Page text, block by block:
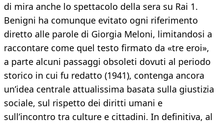
di mira anche lo spettacolo della sera su Rai 1.
Benigni ha comunque evitato ogni riferimento
diretto alle parole di Giorgia Meloni, limitandosi a
raccontare come quel testo firmato da «tre eroi»,
a parte alcuni passaggi obsoleti dovuti al periodo
storico in cui fu redatto (1941), contenga ancora
un’idea centrale attualissima basata sulla giustizia
sociale, sul rispetto dei diritti umani e
sull’incontro tra culture e cittadini. In definitiva, al